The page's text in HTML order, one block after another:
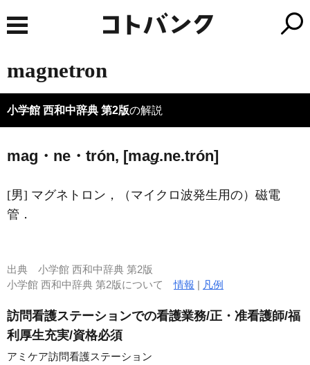
magnetron
小学館 西和中辞典 第2版の解説
mag・ne・trón, [maǥ.ne.trón]
[男] マグネトロン，（マイクロ波発生用の）磁電
管．
出典 小学館 西和中辞典 第2版
小学館 西和中辞典 第2版について情報 | 凡例
訪問看護ステーションでの看護業務/正・准看護師/福
利厚生充実/資格必須
アミケア訪問看護ステーション